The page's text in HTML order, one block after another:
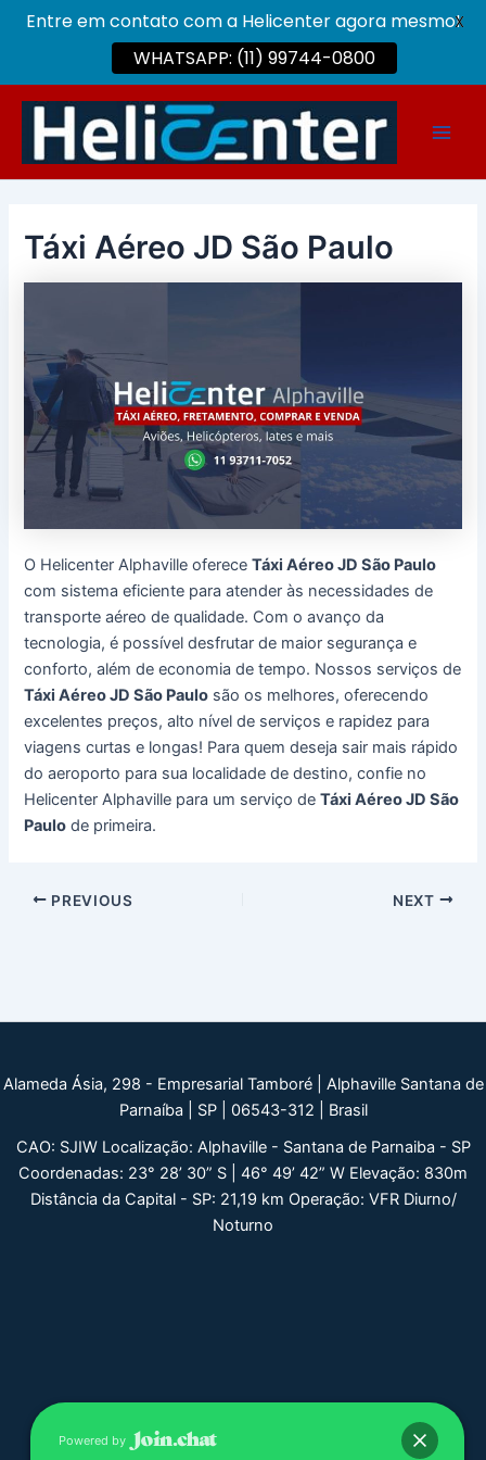
conteúdo
Táxi Aéreo JD São Paulo
O Helicenter Alphaville ofereceTáxi Aéreo JD São Paulo
com sistema eficiente para atender às necessidades de
transporte aéreo de qualidade. Com o avanço da
tecnologia, é possível desfrutar de maior segurança e
conforto, além de economia de tempo. Nossos serviços de
Táxi Aéreo JD São Paulo são os melhores, oferecendo
excelentes preços, alto nível de serviços e rapidez para
viagens curtas e longas! Para quem deseja sair mais rápido
do aeroporto para sua localidade de destino, confie no
Helicenter Alphaville para um serviço deTáxi Aéreo JD São
Paulo de primeira.
Post
PREVIOUS NEXT
Alameda Ásia, 298 - Empresarial Tamboré | Alphaville Santana de
Parnaíba | SP | 06543-312 | Brasil
CAO: SJIW Localização: Alphaville - Santana de Parnaiba - SP
Coordenadas: 23° 28’ 30” S | 46° 49’ 42” W Elevação: 830m
Distância da Capital - SP: 21,19 km Operação: VFR Diurno/
Noturno
Entre em contato com a Helicenter agora mesmo!
WHATSAPP: (11) 99744-0800
X
Powered by